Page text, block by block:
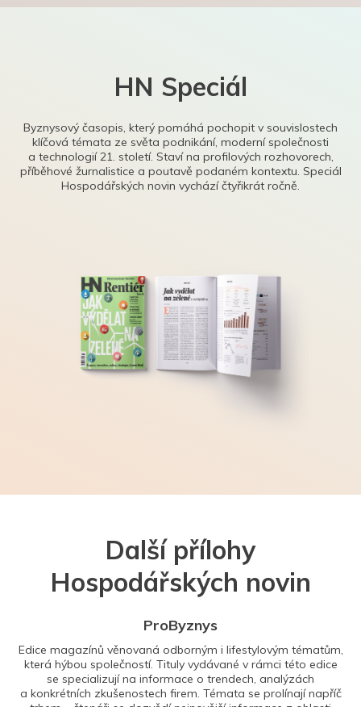
HN Speciál
Byznysový časopis, který pomáhá pochopit v souvislostech
klíčová témata ze světa podnikání, moderní společnosti
a technologií 21. století. Staví na profilových rozhovorech,
příběhové žurnalistice a poutavě podaném kontextu. Speciál
Hospodářských novin vychází čtyřikrát ročně.
Další přílohy
Hospodářských novin
ProByznys
Edice magazínů věnovaná odborným i lifestylovým tématům,
která hýbou společností. Tituly vydávané v rámci této edice
se specializují na informace o trendech, analýzách
a konkrétních zkušenostech firem. Témata se prolínají napříč